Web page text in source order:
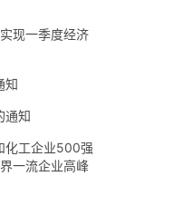
现一季度经济
知
通知
化工企业500强
一流企业高峰